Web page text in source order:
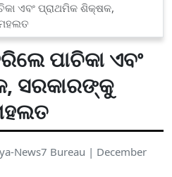
ଏବଂ ପ୍ରାଥମିକ ଶିକ୍ଷକ,
ପାଚିକା ଏବଂ
ସରକାରଙ୍କୁ
News7 Bureau | December